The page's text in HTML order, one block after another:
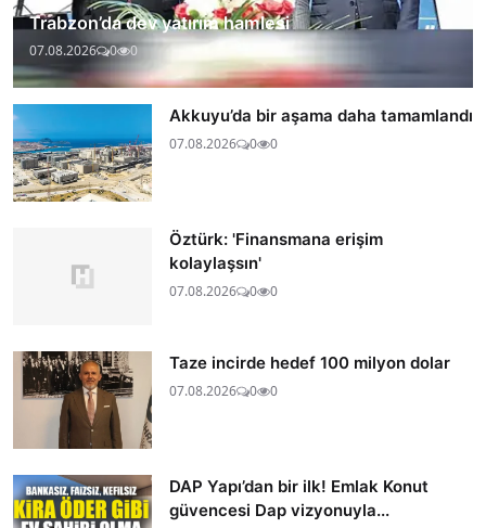
Trabzon’da dev yatırım hamlesi
07.08.2026 0 0
Akkuyu’da bir aşama daha tamamlandı
07.08.2026 0 0
Öztürk: 'Finansmana erişim
kolaylaşsın'
07.08.2026 0 0
Taze incirde hedef 100 milyon dolar
07.08.2026 0 0
DAP Yapı’dan bir ilk! Emlak Konut
güvencesi Dap vizyonuyla...